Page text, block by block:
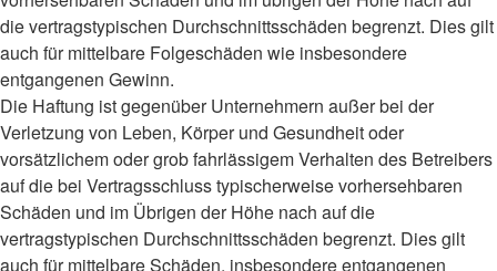
die vertragstypischen Durchschnittsschäden begrenzt. Dies gilt
auch für mittelbare Folgeschäden wie insbesondere
entgangenen Gewinn.
Die Haftung ist gegenüber Unternehmern außer bei der
Verletzung von Leben, Körper und Gesundheit oder
vorsätzlichem oder grob fahrlässigem Verhalten des Betreibers
auf die bei Vertragsschluss typischerweise vorhersehbaren
Schäden und im Übrigen der Höhe nach auf die
vertragstypischen Durchschnittsschäden begrenzt. Dies gilt
auch für mittelbare Schäden, insbesondere entgangenen